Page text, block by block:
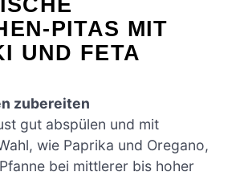
PITAS MIT
UND FETA
zubereiten
gut abspülen und mit
wie Paprika und Oregano,
bei mittlerer bis hoher